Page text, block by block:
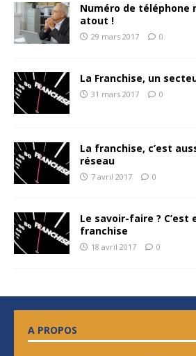
Numéro de téléphone
atout !
29 mars 2017 0
La Franchise, un
31 mars 2017 0
La franchise, c’est
réseau
7 avril 2017 0
Le savoir-faire ? C’est
franchise
18 avril 2017 0
A PROPOS